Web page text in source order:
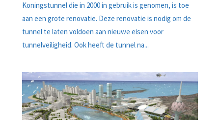
Koningstunnel die in 2000 in gebruik is genomen, is toe
aan een grote renovatie. Deze renovatie is nodig om de
tunnel te laten voldoen aan nieuwe eisen voor
tunnelveiligheid. Ook heeft de tunnel na...